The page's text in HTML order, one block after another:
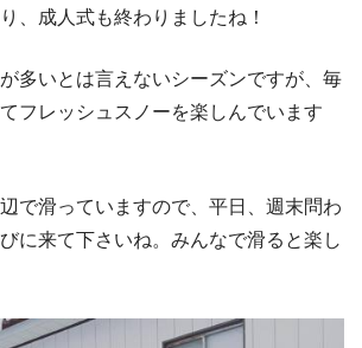
、成人式も終わりましたね！
多いとは言えないシーズンですが、毎
フレッシュスノーを楽しんでいます
で滑っていますので、平日、週末問わ
に来て下さいね。みんなで滑ると楽し